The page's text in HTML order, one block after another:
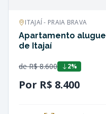
ITAJAÍ - PRAIA BRAVA
Apartamento
de Itajaí
de R$ 8.600 2%
Por R$ 8.400